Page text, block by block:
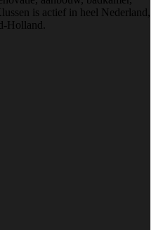
is actief in heel Nederland,
Holland.